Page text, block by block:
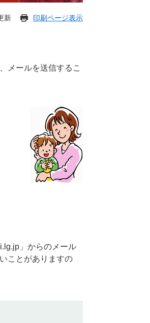
新 印刷ページ表示
メールを送信するこ
」からのメール
ことがありますの